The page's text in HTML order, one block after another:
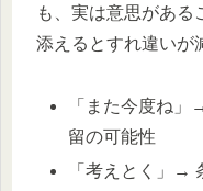
も、実は意思がある
添えるとすれ違いが
「また今度ね
留の可能性
「考えとく」→